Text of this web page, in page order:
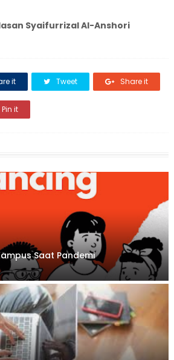
Syaifurrizal Al-Anshori
it Tweet Share it
Pin it
Saat Pandemi